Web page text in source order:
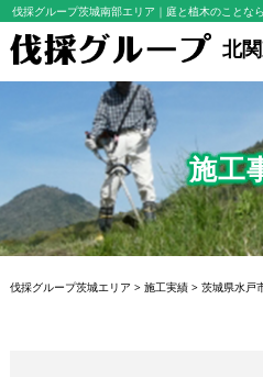
伐採グループ茨城南部エリア ｜庭と植木のことな
北
施工
伐採グループ茨城エリア > 施工実績> 茨城県水戸